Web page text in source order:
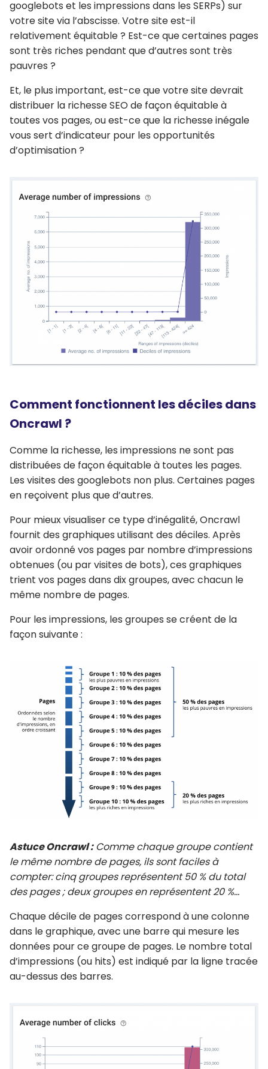
googlebots et les impressions dans les SERPs) sur
votre site via l’abscisse. Votre site est-il
relativement équitable ? Est-ce que certaines pages
sont très riches pendant que d’autres sont très
pauvres ?
Et, le plus important, est-ce que votre site devrait
distribuer la richesse SEO de façon équitable à
toutes vos pages, ou est-ce que la richesse inégale
vous sert d’indicateur pour les opportunités
d’optimisation ?
Comment fonctionnent les déciles dans
Oncrawl ?
Comme la richesse, les impressions ne sont pas
distribuées de façon équitable à toutes les pages.
Les visites des googlebots non plus. Certaines pages
en reçoivent plus que d’autres.
Pour mieux visualiser ce type d’inégalité, Oncrawl
fournit des graphiques utilisant des déciles. Après
avoir ordonné vos pages par nombre d’impressions
obtenues (ou par visites de bots), ces graphiques
trient vos pages dans dix groupes, avec chacun le
même nombre de pages.
Pour les impressions, les groupes se créent de la
façon suivante :
Astuce Oncrawl :Comme chaque groupe contient
le même nombre de pages, ils sont faciles à
compter: cinq groupes représentent 50 % du total
des pages ; deux groupes en représentent 20 %…
Chaque décile de pages correspond à une colonne
dans le graphique, avec une barre qui mesure les
données pour ce groupe de pages. Le nombre total
d’impressions (ou hits) est indiqué par la ligne tracée
au-dessus des barres.